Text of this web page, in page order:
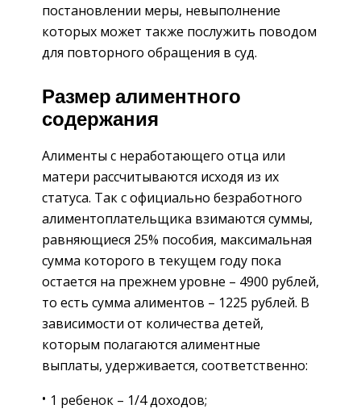
постановлении меры, невыполнение
которых может также послужить поводом
для повторного обращения в суд.
Размер алиментного
содержания
Алименты с неработающего отца или
матери рассчитываются исходя из их
статуса. Так с официально безработного
алиментоплательщика взимаются суммы,
равняющиеся 25% пособия, максимальная
сумма которого в текущем году пока
остается на прежнем уровне – 4900 рублей,
то есть сумма алиментов – 1225 рублей. В
зависимости от количества детей,
которым полагаются алиментные
выплаты, удерживается, соответственно:
1 ребенок – 1/4 доходов;